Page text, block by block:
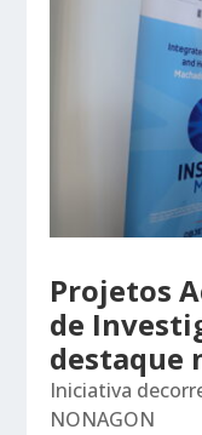
Projetos
de
destaque
Iniciativa
NONAGON